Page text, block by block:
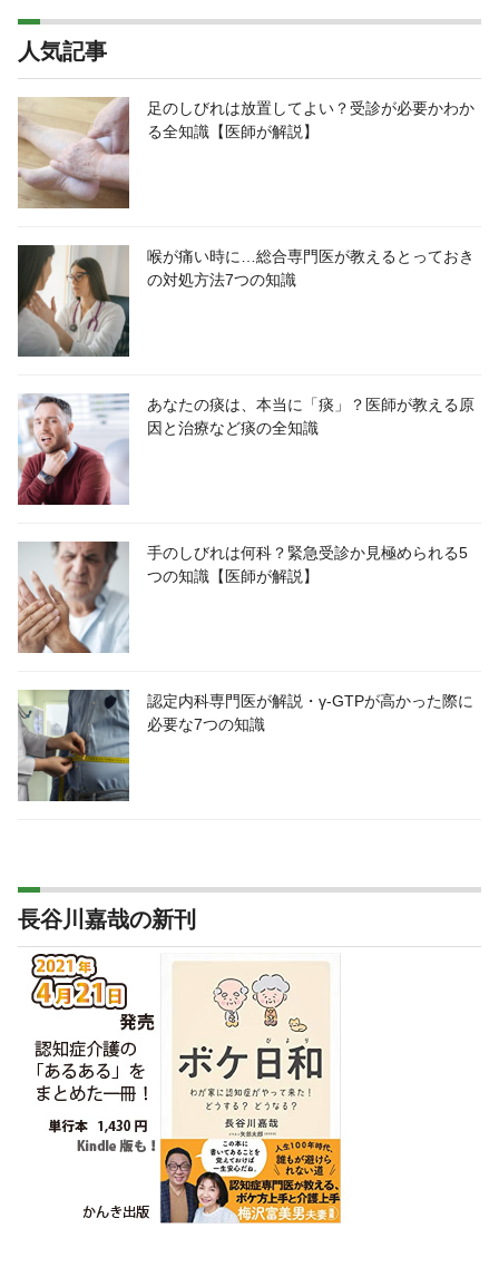
人気記事
足のしびれは放置してよい？受診が必要かわか
る全知識【医師が解説】
喉が痛い時に…総合専門医が教えるとっておき
の対処方法7つの知識
あなたの痰は、本当に「痰」？医師が教える原
因と治療など痰の全知識
手のしびれは何科？緊急受診か見極められる5
つの知識【医師が解説】
認定内科専門医が解説・γ-GTPが高かった際に
必要な7つの知識
長谷川嘉哉の新刊